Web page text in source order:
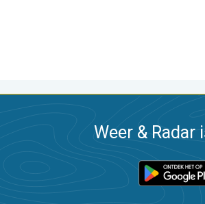
Weer &